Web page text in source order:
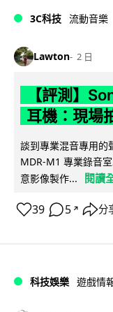
3C科技 流動音樂
Lawton 2 日
【評測】
耳機：現場
談到專業混音專用的
MDR-M1 專業錄音
意影像製作...
閱讀
39 5 ↗ 分
科技娛樂 遊戲情